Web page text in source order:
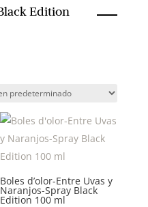
Edition
Boles d’olor-Entre Uvas y
Naranjos-Spray Black
Edition 100 ml